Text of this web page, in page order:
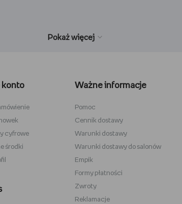
Star Wars
Władca Pierścieni
konto
cyfrowe
środki
Ważne informacje
Pomoc
Cennik dostawy
Warunki dostawy
Warunki dostawy do salonów
Empik
Formy płatności
Zwroty
Reklamacje